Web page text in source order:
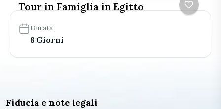
Tour in Famiglia in Egitto
Durata
8 Giorni
Fiducia e note legali